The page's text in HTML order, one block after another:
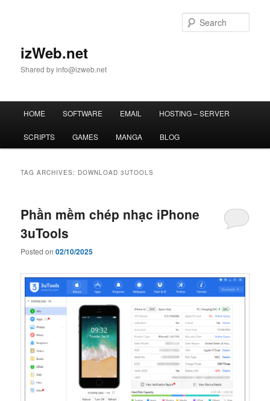
izWeb.net
Shared by info@izweb.net
HOME SOFTWARE EMAIL HOSTING – SERVER
SCRIPTS GAMES MANGA BLOG
TAG ARCHIVES: DOWNLOAD 3UTOOLS
Phần mềm chép nhạc iPhone
3uTools
Posted on02/10/2025